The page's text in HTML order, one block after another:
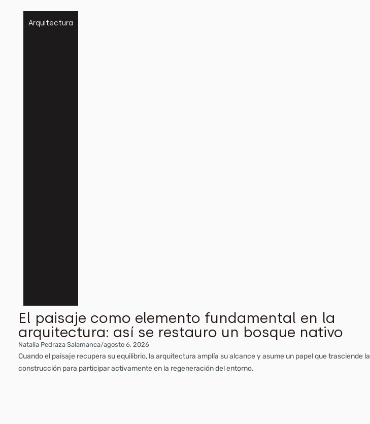
Arquitectura
El paisaje como elemento fundamental en la
arquitectura: así se restauro un bosque nativo
Natalia Pedraza Salamanca/agosto 6, 2026
Cuando el paisaje recupera su equilibrio, la arquitectura amplía su alcance y asume un papel que trasciende la
construcción para participar activamente en la regeneración del entorno.